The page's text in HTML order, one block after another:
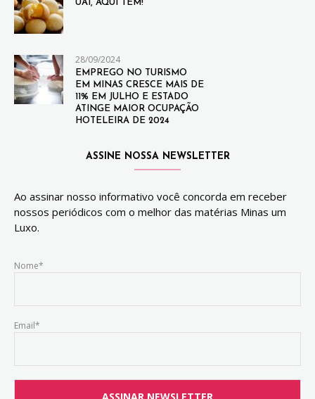
UAI, AQUI TEM!
28/09/2024
EMPREGO NO TURISMO
EM MINAS CRESCE MAIS DE
11% EM JULHO E ESTADO
ATINGE MAIOR OCUPAÇÃO
HOTELEIRA DE 2024
ASSINE NOSSA NEWSLETTER
Ao assinar nosso informativo você concorda em receber
nossos periódicos com o melhor das matérias Minas um
Luxo.
Nome*
Email*